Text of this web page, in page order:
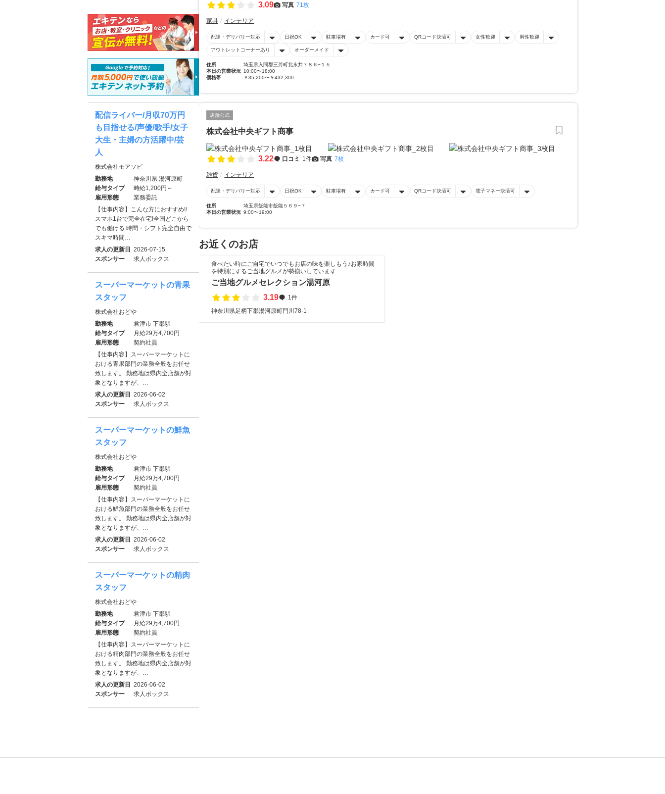
3.09 写真 71枚
家具 インテリア
配達・デリバリー対応 日祝OK 駐車場有 カード可 QRコード決済可 女性歓迎 男性歓迎
アウトレットコーナーあり オーダーメイド
住所
埼玉県入間郡三芳町北永井７８６−１５
本日の営業状況 10:00〜18:00
価格帯
￥35,200〜￥432,300
店舗公式
株式会社中央ギフト商事
3.22 口コミ 1件 写真 7枚
雑貨 インテリア
配達・デリバリー対応 日祝OK 駐車場有 カード可 QRコード決済可 電子マネー決済可
住所
埼玉県飯能市飯能５６９−７
本日の営業状況 9:00〜19:00
お近くのお店
食べたい時にご自宅でいつでもお店の味を楽しもう♪お家時間
を特別にするご当地グルメが勢揃いしています
ご当地グルメセレクション湯河原
3.19
1件
神奈川県足柄下郡湯河原町門川78-1
配信ライバー/月収70万円
も目指せる/声優/歌手/女子
大生・主婦の方活躍中/芸
人
株式会社モアソビ
勤務地
神奈川県 湯河原町
給与タイプ
時給1,200円～
雇用形態
業務委託
【仕事内容】こんな方におすすめ!/
スマホ1台で完全在宅!全国どこから
でも働ける 時間・シフト完全自由で
スキマ時間…
求人の更新日
2026-07-15
スポンサー
求人ボックス
スーパーマーケットの青果
スタッフ
株式会社おどや
勤務地
君津市 下郡駅
給与タイプ
月給29万4,700円
雇用形態
契約社員
【仕事内容】スーパーマーケットに
おける青果部門の業務全般をお任せ
致します。 勤務地は県内全店舗が対
象となりますが、…
求人の更新日
2026-06-02
スポンサー
求人ボックス
スーパーマーケットの鮮魚
スタッフ
株式会社おどや
勤務地
君津市 下郡駅
給与タイプ
月給29万4,700円
雇用形態
契約社員
【仕事内容】スーパーマーケットに
おける鮮魚部門の業務全般をお任せ
致します。 勤務地は県内全店舗が対
象となりますが、…
求人の更新日
2026-06-02
スポンサー
求人ボックス
スーパーマーケットの精肉
スタッフ
株式会社おどや
勤務地
君津市 下郡駅
給与タイプ
月給29万4,700円
雇用形態
契約社員
【仕事内容】スーパーマーケットに
おける精肉部門の業務全般をお任せ
致します。 勤務地は県内全店舗が対
象となりますが、…
求人の更新日
2026-06-02
スポンサー
求人ボックス